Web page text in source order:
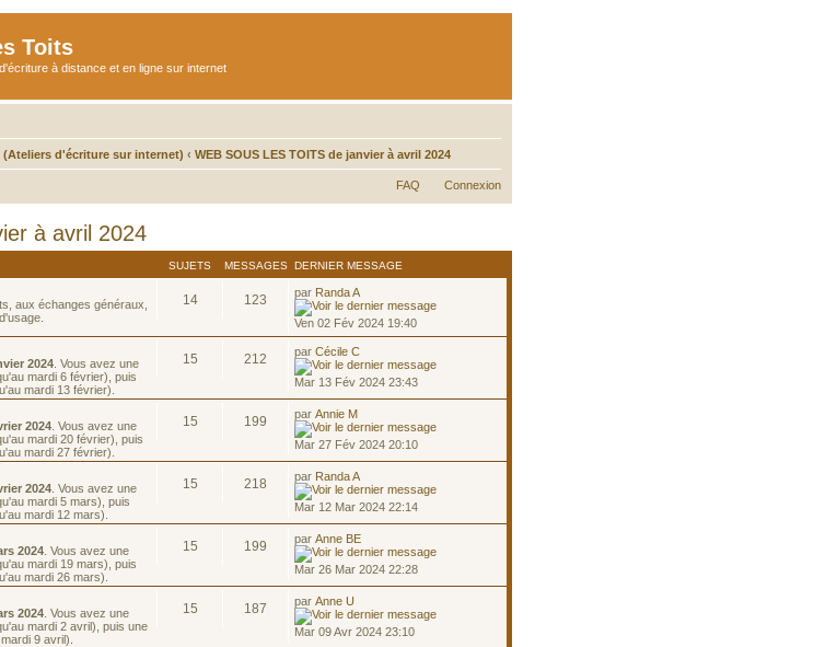
Toits
à distance et en ligne sur internet
(Ateliers d'écriture sur internet) ‹ WEB SOUS LES TOITS de janvier à avril 2024
FAQ Connexion
à avril 2024
SUJETS MESSAGES DERNIER MESSAGE
aux échanges généraux,
14 123 par Randa A
Ven 02 Fév 2024 19:40
2024 . Vous avez une
mardi 6 février), puis
mardi 13 février).
15 212 parCécile C
Mar 13 Fév 2024 23:43
2024 . Vous avez une
mardi 20 février), puis
mardi 27 février).
15 199 parAnnie M
Mar 27 Fév 2024 20:10
2024 . Vous avez une
mardi 5 mars), puis
mardi 12 mars).
15 218 par Randa A
Mar 12 Mar 2024 22:14
2024 . Vous avez une
mardi 19 mars), puis
mardi 26 mars).
15 199 parAnne BE
Mar 26 Mar 2024 22:28
2024 . Vous avez une
mardi 2 avril), puis une
9 avril).
15 187 parAnne U
Mar 09 Avr 2024 23:10